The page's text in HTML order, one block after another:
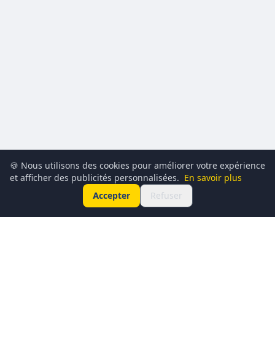
🍪 Nous utilisons des cookies pour améliorer votre expérience
et afficher des publicités personnalisées. En savoir plus
Accepter
Refuser